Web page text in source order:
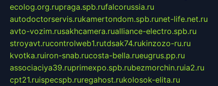
ecolog.org.rupraga.spb.rufalcorussia.ru
autodoctorservis.rukamertondom.spb.runet-life.net.ru
avto-vozim.rusakhcamera.rualliance-electro.spb.ru
stroyavt.rucontrolweb1.rutdsak74.rukinzozo-ru.ru
kvotka.ruiron-snab.rucosta-bella.rueugrus.pp.ru
associaciya39.ruprimexpo.spb.rubezmorchin.ruia2.ru
cpt21.ruispecspb.ruregahost.rukolosok-elita.ru